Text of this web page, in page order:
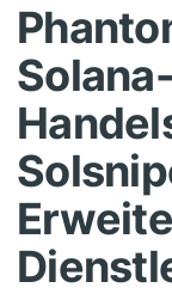
Solana-